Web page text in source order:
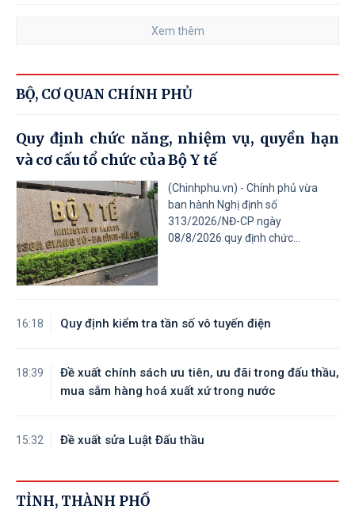
Xem thêm
BỘ, CƠ QUAN CHÍNH PHỦ
Quy định chức năng, nhiệm vụ, quyền hạn
và cơ cấu tổ chức của Bộ Y tế
(Chinhphu.vn) - Chính phủ vừa
ban hành Nghị định số
313/2026/NĐ-CP ngày
08/8/2026 quy định chức...
16:18 Quy định kiểm tra tần số vô tuyến điện
18:39
Đề xuất chính sách ưu tiên, ưu đãi trong đấu thầu,
mua sắm hàng hoá xuất xứ trong nước
15:32 Đề xuất sửa Luật Đấu thầu
TỈNH, THÀNH PHỐ